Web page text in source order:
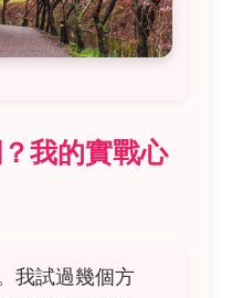
我的實戰心
我試過幾個方